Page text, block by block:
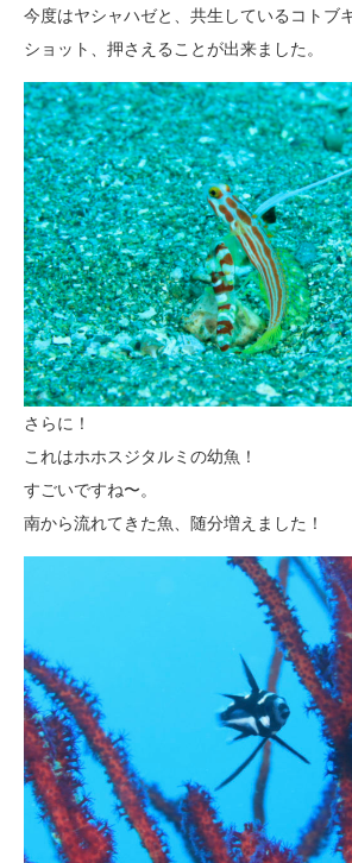
今度はヤシャハゼと、共生しているコトブ
ショット、押さえることが出来ました。
さらに！
これはホホスジタルミの幼魚！
すごいですね〜。
南から流れてきた魚、随分増えました！